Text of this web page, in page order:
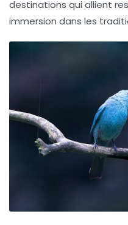
destinations qui allient
immersion dans les